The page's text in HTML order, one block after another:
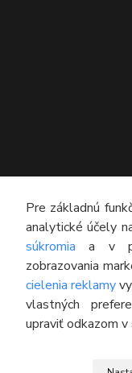
KONTAKT
Technický
0948
(Po-Pia,
Pre základnú
analytické účely
súkromia a v
zobrazovania
cielenia reklamy
vlastných
upraviť odkazom